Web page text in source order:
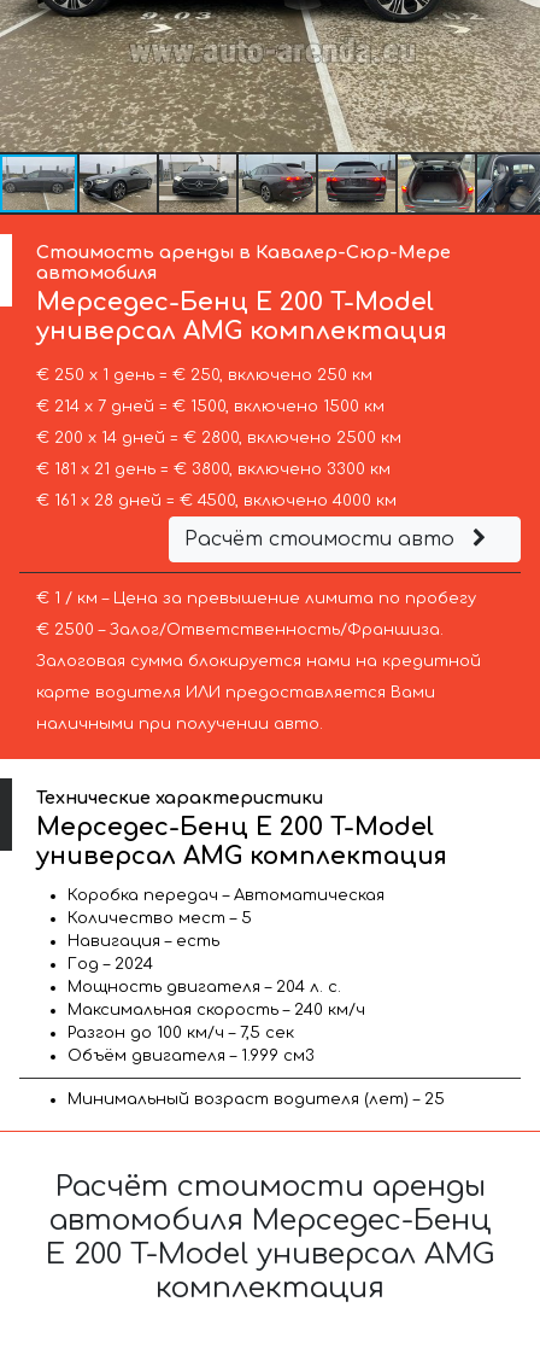
Стоимость аренды в Кавалер-Сюр-Мере
автомобиля
Мерседес-Бенц E 200 T-Model
универсал AMG комплектация
€ 250 х 1 день = € 250, включено 250 км
€ 214 х 7 дней = € 1500, включено 1500 км
€ 200 х 14 дней = € 2800, включено 2500 км
€ 181 х 21 день = € 3800, включено 3300 км
€ 161 х 28 дней = € 4500, включено 4000 км
Расчёт стоимости авто
€ 1 / км – Цена за превышение лимита по пробегу
€ 2500 – Залог/Ответственность/Франшиза.
Залоговая сумма блокируется нами на кредитной
карте водителя ИЛИ предоставляется Вами
наличными при получении авто.
Технические характеристики
Мерседес-Бенц E 200 T-Model
универсал AMG комплектация
Коробка передач – Автоматическая
Количество мест – 5
Навигация – есть
Год – 2024
Мощность двигателя – 204 л. с.
Максимальная скорость – 240 км/ч
Разгон до 100 км/ч – 7,5 сек
Объём двигателя – 1.999 см3
Минимальный возраст водителя (лет) – 25
Расчёт стоимости аренды
автомобиля Мерседес-Бенц
E 200 T-Model универсал AMG
комплектация